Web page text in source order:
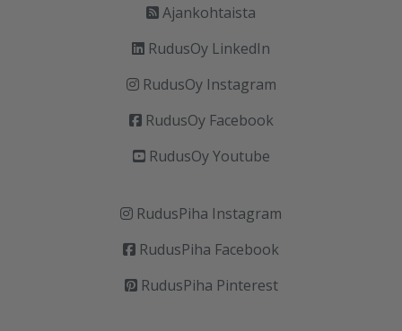
Ajankohtaista
RudusOy LinkedIn
RudusOy Instagram
RudusOy Facebook
RudusOy Youtube
RudusPiha Instagram
RudusPiha Facebook
RudusPiha Pinterest